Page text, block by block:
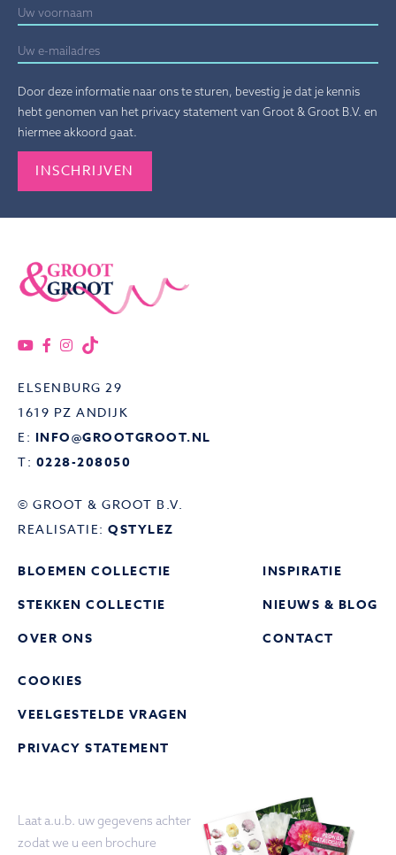
Door deze informatie naar ons te sturen, bevestig je dat je kennis
hebt genomen van het privacy statement van Groot & Groot B.V. en
hiermee akkoord gaat.
ELSENBURG 29
1619 PZ ANDIJK
E: INFO@GROOTGROOT.NL
T: 0228-208050
© GROOT & GROOT B.V.
REALISATIE: QSTYLEZ
BLOEMEN COLLECTIE
STEKKEN COLLECTIE
OVER ONS
INSPIRATIE
NIEUWS & BLOG
CONTACT
COOKIES
VEELGESTELDE VRAGEN
PRIVACY STATEMENT
Laat a.u.b. uw gegevens achter
zodat we u een brochure